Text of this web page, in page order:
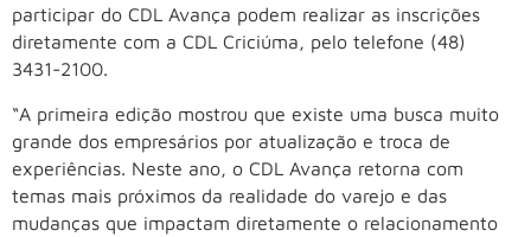
participar do CDL Avança podem realizar as inscrições
diretamente com a CDL Criciúma, pelo telefone (48)
3431-2100.
“A primeira edição mostrou que existe uma busca muito
grande dos empresários por atualização e troca de
experiências. Neste ano, o CDL Avança retorna com
temas mais próximos da realidade do varejo e das
mudanças que impactam diretamente o relacionamento